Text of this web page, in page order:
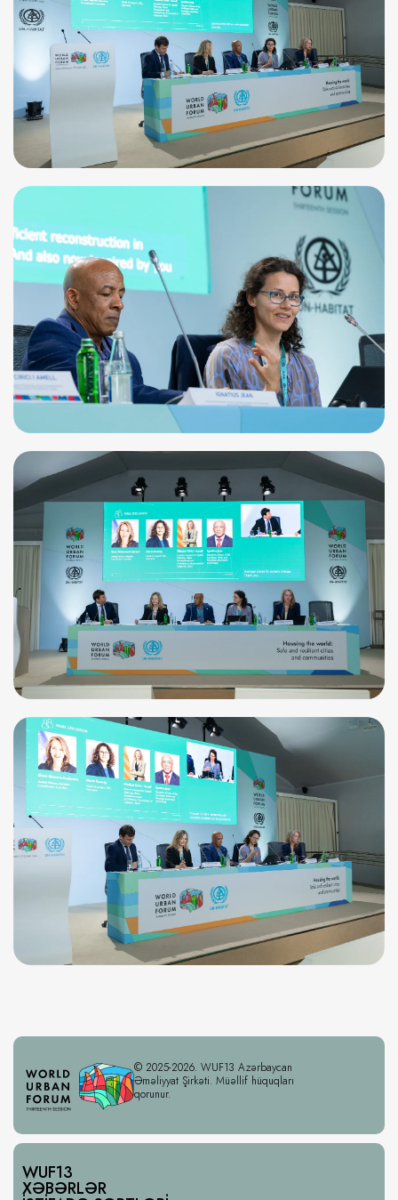
© 2025-2026. WUF13 Azərbaycan
Əməliyyat Şirkəti. Müəllif hüquqları
qorunur.
WUF13
XƏBƏRLƏR